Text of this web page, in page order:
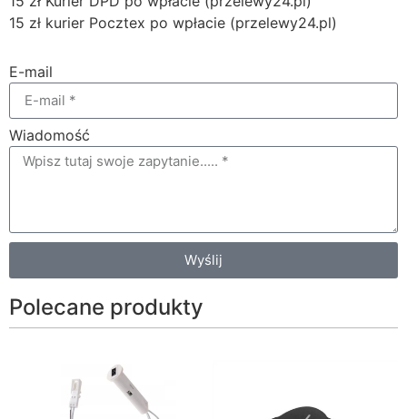
15 zł kurier Pocztex po wpłacie (przelewy24.pl)
E-mail
Wiadomość
Wyślij
Polecane produkty